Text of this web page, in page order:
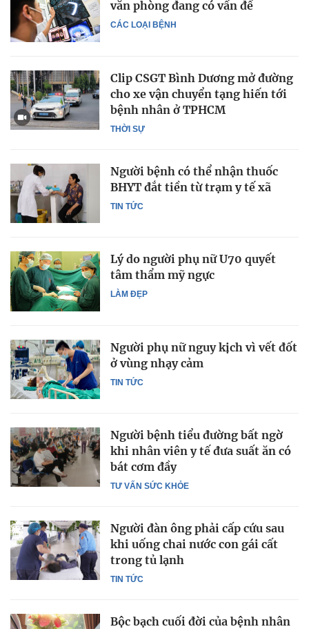
CÁC LOẠI BỆNH
văn phòng đang có vấn đề
THỜI SỰ
Clip CSGT Bình Dương mở đường
cho xe vận chuyển tạng hiến tới
bệnh nhân ở TPHCM
TIN TỨC
Người bệnh có thể nhận thuốc
BHYT đắt tiền từ trạm y tế xã
LÀM ĐẸP
Lý do người phụ nữ U70 quyết
tâm thẩm mỹ ngực
TIN TỨC
Người phụ nữ nguy kịch vì vết đốt
ở vùng nhạy cảm
TƯ VẤN SỨC KHỎE
Người bệnh tiểu đường bất ngờ
khi nhân viên y tế đưa suất ăn có
bát cơm đầy
TIN TỨC
Người đàn ông phải cấp cứu sau
khi uống chai nước con gái cất
trong tủ lạnh
Bộc bạch cuối đời của bệnh nhân